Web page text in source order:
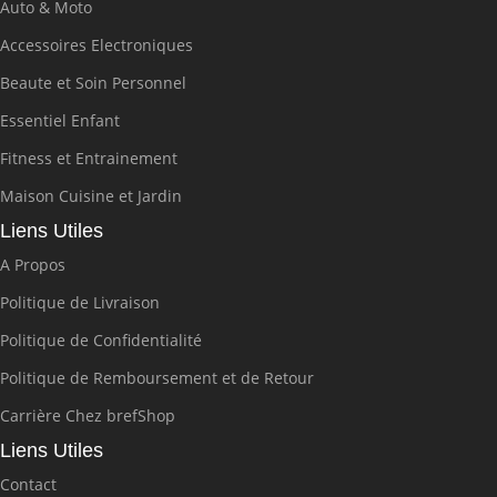
Auto & Moto
Accessoires Electroniques
Beaute et Soin Personnel
Essentiel Enfant
Fitness et Entrainement
Maison Cuisine et Jardin
Liens Utiles
A Propos
Politique de Livraison
Politique de Confidentialité
Politique de Remboursement et de Retour
Carrière Chez brefShop
Liens Utiles
Contact